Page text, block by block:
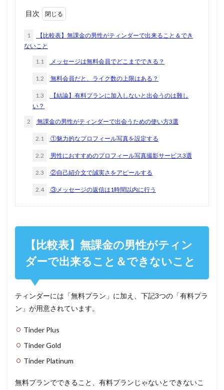
目次
1
【比較表】無課金の男性がティンダーで出来ること＆でき
ないこと
1.1 メッセージは無料会員でどこまでできる？
1.2 無料会員だと、ライク数の上限はある？
1.3
【結論】有料プランに加入しないと出会うのは難し
い？
2 無課金の男性がティンダーで出会うための使い方3選
2.1 ①魅力的なプロフィール写真を設定する
2.2 男性におすすめのプロフィール写真撮影サービス3選
2.3 ②自己紹介文で誠実さをアピールする
2.4 ③メッセージの返信は1時間以内に行う
【比較表】無課金の男性がティン
ダーで出来ること＆できないこと
ティンダーには「無料プラン」に加え、下記3つの「有料プラ
ン」が用意されています。
Tinder Plus
Tinder Gold
Tinder Platinum
無料プランでできること、有料プランじゃないとできないこ